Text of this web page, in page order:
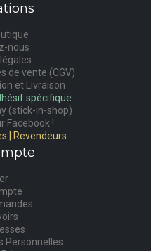
nous
de vente (CGV)
et Livraison
spécifique
(stick-in-shop)
Facebook !
| Revendeurs
Personnelles